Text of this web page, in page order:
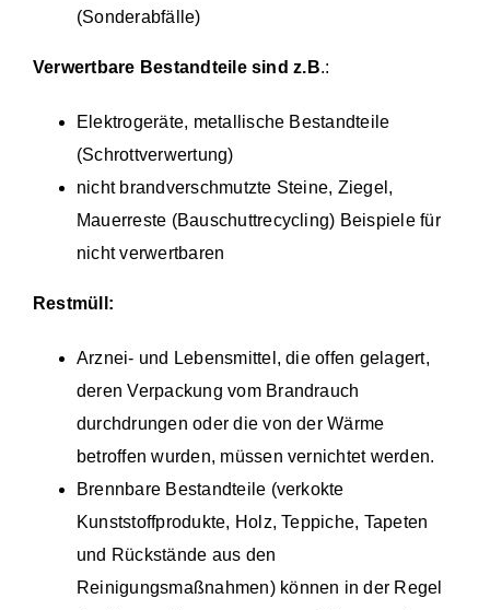
(Sonderabfälle)
Verwertbare Bestandteile sind z.B.:
Elektrogeräte, metallische Bestandteile
(Schrottverwertung)
nicht brandverschmutzte Steine, Ziegel,
Mauerreste (Bauschuttrecycling) Beispiele für
nicht verwertbaren
Restmüll:
Arznei- und Lebensmittel, die offen gelagert,
deren Verpackung vom Brandrauch
durchdrungen oder die von der Wärme
betroffen wurden, müssen vernichtet werden.
Brennbare Bestandteile (verkokte
Kunststoffprodukte, Holz, Teppiche, Tapeten
und Rückstände aus den
Reinigungsmaßnahmen) können in der Regel